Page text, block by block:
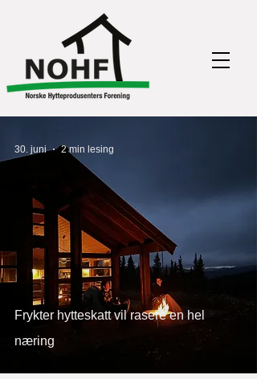
Frykter hytteskatt vil rasere en hel
næring
30. juni 2 min lesing